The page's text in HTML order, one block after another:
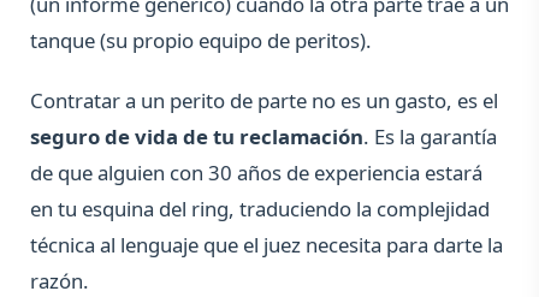
tanque (su propio equipo de peritos).
Contratar a un perito de parte no es un gasto, es el
seguro de vida de tu reclamación. Es la garantía
de que alguien con 30 años de experiencia estará
en tu esquina del ring, traduciendo la complejidad
técnica al lenguaje que el juez necesita para darte la
razón.